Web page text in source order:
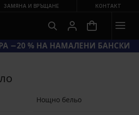
ЗАМЯНА И ВРЪЩАНЕ КОНТАКТ
−20 % НА НАМАЛЕНИ БАНСКИ
Нощно бельо